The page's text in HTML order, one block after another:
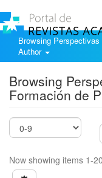
Browsing
Author
Browsing
Formación de
Now showing items 1-